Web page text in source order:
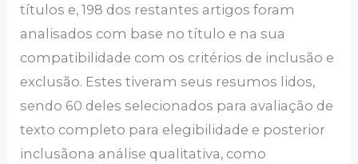
títulos e, 198 dos restantes artigos foram
analisados com base no título e na sua
compatibilidade com os critérios de inclusão e
exclusão. Estes tiveram seus resumos lidos,
sendo 60 deles selecionados para avaliação de
texto completo para elegibilidade e posterior
inclusãona análise qualitativa, como